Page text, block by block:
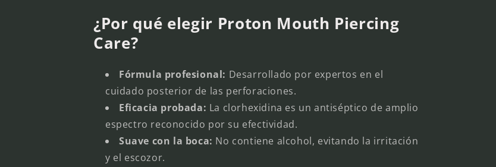
¿Por qué elegir Proton Mouth Piercing
Care?
Fórmula profesional: Desarrollado por expertos en el
cuidado posterior de las perforaciones.
Eficacia probada: La clorhexidina es un antiséptico de amplio
espectro reconocido por su efectividad.
Suave con la boca: No contiene alcohol, evitando la irritación
y el escozor.